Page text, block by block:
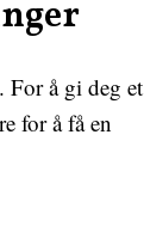
For å gi deg et
for å få en